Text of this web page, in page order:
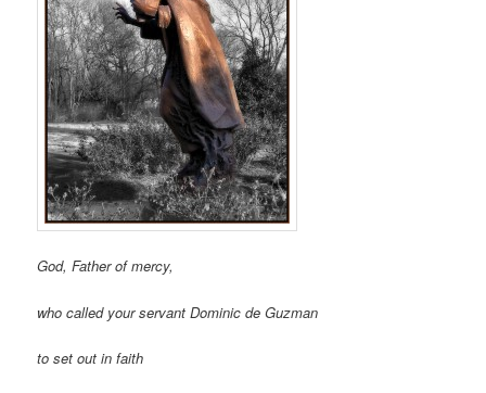
God, Father of mercy,
who called your servant Dominic de Guzman
to set out in faith